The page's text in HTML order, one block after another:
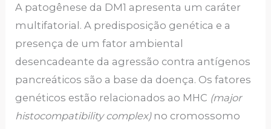
A patogênese da DM1 apresenta um caráter
multifatorial. A predisposição genética e a
presença de um fator ambiental
desencadeante da agressão contra antígenos
pancreáticos são a base da doença. Os fatores
genéticos estão relacionados ao MHC (major
histocompatibility complex) no cromossomo